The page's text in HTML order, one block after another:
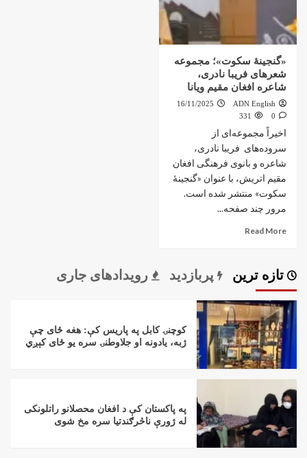
«گنجینهٔ سکوت»؛ مجموعه‌
شعرهای فریبا نادری،
شاعره افغان مقیم ویانا
ADN English
16/11/2025
0
331
اخیراً مجموعه‌ای از
سروده‌های فریبا نادری،
شاعره و بانوی فرهنگی افغان
مقیم اتریش، با عنوان «گنجینهٔ
سکوت» منتشر شده است.
مرور چند صفحه...
Read More
تازه ترین پربازدید رویدادهای جاری
کوچنۍ کابل په پاریس کې: هغه ځای چې
ژبه، یادونه او جلاوطنۍ سره یو ځای کېږي
په پاکستان کې د افغان محصلانو راتلونکی
له ژورې ناڅرګندتیا سره مخ شوی